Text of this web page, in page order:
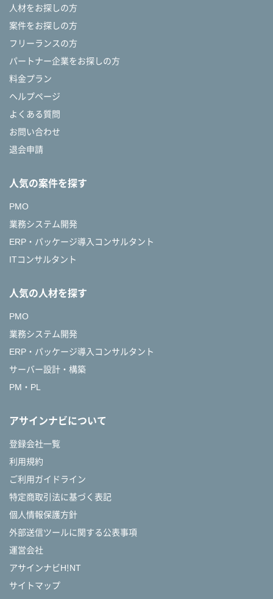
人材をお探しの方
案件をお探しの方
フリーランスの方
パートナー企業をお探しの方
料金プラン
ヘルプページ
よくある質問
お問い合わせ
退会申請
人気の案件を探す
PMO
業務システム開発
ERP・パッケージ導入コンサルタント
ITコンサルタント
人気の人材を探す
PMO
業務システム開発
ERP・パッケージ導入コンサルタント
サーバー設計・構築
PM・PL
アサインナビについて
登録会社一覧
利用規約
ご利用ガイドライン
特定商取引法に基づく表記
個人情報保護方針
外部送信ツールに関する公表事項
運営会社
アサインナビH!NT
サイトマップ